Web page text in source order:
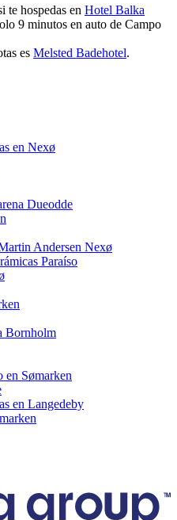
te hospedas en Hotel Balka
9 minutos en auto de Campo
es Melsted Badehotel.
en Nexø
Dueodde
Andersen Nexø
Paraíso
Bornholm
en Sømarken
en Langedeby